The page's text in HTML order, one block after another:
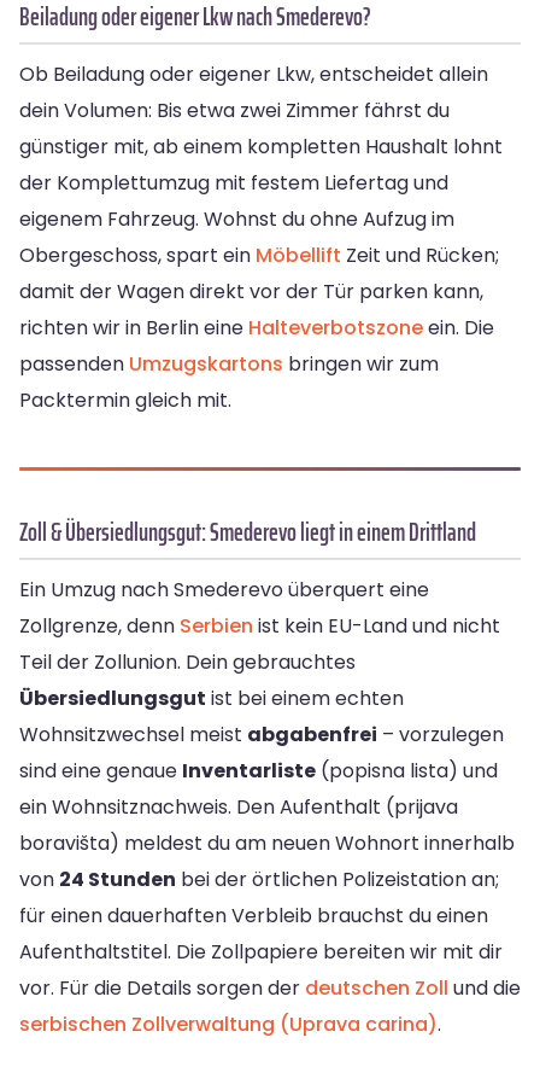
Beiladung oder eigener Lkw nach Smederevo?
Ob Beiladung oder eigener Lkw, entscheidet allein
dein Volumen: Bis etwa zwei Zimmer fährst du
günstiger mit, ab einem kompletten Haushalt lohnt
der Komplettumzug mit festem Liefertag und
eigenem Fahrzeug. Wohnst du ohne Aufzug im
Obergeschoss, spart ein Möbellift Zeit und Rücken;
damit der Wagen direkt vor der Tür parken kann,
richten wir in Berlin eine Halteverbotszoneein. Die
passenden Umzugskartons bringen wir zum
Packtermin gleich mit.
Zoll & Übersiedlungsgut: Smederevo liegt in einem Drittland
Ein Umzug nach Smederevo überquert eine
Zollgrenze, denn Serbien ist kein EU-Land und nicht
Teil der Zollunion. Dein gebrauchtes
Übersiedlungsgut ist bei einem echten
Wohnsitzwechsel meist abgabenfrei – vorzulegen
sind eine genaue Inventarliste (popisna lista) und
ein Wohnsitznachweis. Den Aufenthalt (prijava
boravišta) meldest du am neuen Wohnort innerhalb
von 24 Stunden bei der örtlichen Polizeistation an;
für einen dauerhaften Verbleib brauchst du einen
Aufenthaltstitel. Die Zollpapiere bereiten wir mit dir
vor. Für die Details sorgen der deutschen Zoll und die
serbischen Zollverwaltung (Uprava carina).